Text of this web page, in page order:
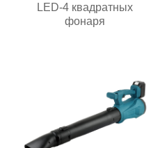
LED-4 квадратных
фонаря